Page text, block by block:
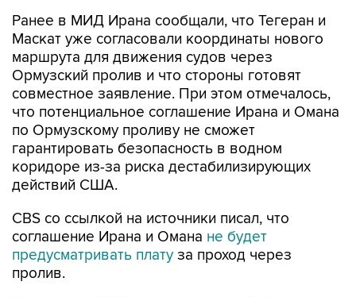
Ранее в МИД Ирана сообщали, что Тегеран и
Маскат уже согласовали координаты нового
маршрута для движения судов через
Ормузский пролив и что стороны готовят
совместное заявление. При этом отмечалось,
что потенциальное соглашение Ирана и Омана
по Ормузскому проливу не сможет
гарантировать безопасность в водном
коридоре из-за риска дестабилизирующих
действий США.
CBS со ссылкой на источники писал, что
соглашение Ирана и Омана не будет
предусматривать плату за проход через
пролив.